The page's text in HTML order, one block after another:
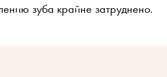
зуба крайне затруднено.